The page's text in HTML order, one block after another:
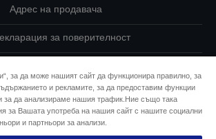
Адрес на продавача
за поверителност
се с нас за Вашите данни
за бисквитките
за да може нашият сайт да функционира правилно, за
и рекламите, за да предоставим функции
за да анализираме нашия трафик.Ние също така
за Вашата употреба на нашия сайт с нашите социални
и партньори за анализи.